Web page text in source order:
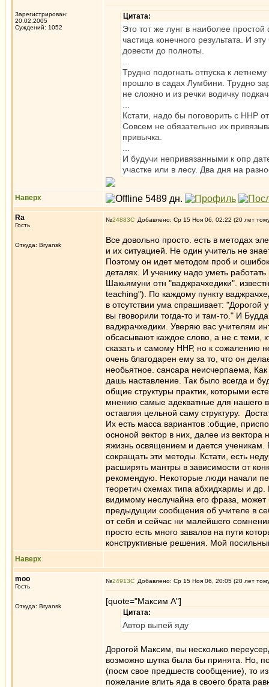
Зарегистрирован:
20.02.2005
Суждений: 1052
Цитата:
Это тот же лунг в наиболее
частица конечного результата. И
довести до полноты.
Трудно подогнать отпуска к
прошло в садах Лумбини. Трудно
не сложно и из речки водичку
Кстати, надо бы поговорить с ННР
Совсем не обязательно их
привычка.
И будучи непривязанными к опр
участке или в лесу. Два дня на
Наверх
Ra
Гость
Откуда: Bryansk
№24883 Добавлено: Ср 15 Ноя 06, 02:22 (20 лет
Все довольно просто. есть в методах
и их ситуацией. Не один учитель не
Поэтому он идет методом проб и
деталях. И ученику надо уметь
Шакьямуни отн "ваджрачхедики".
teaching"). По каждому пункту
в отсутствии ума спрашивает: "Дорогой
вы гвоворили тогда-то и там-то." И
ваджрачхедики. Уверяю вас учителям
обсасывают каждое слово, а не с теми,
сказать и самому ННР, но к сожалению
очень благодарен ему за то, что он
необьятное. сансара неисчерпаема, Как
дашь наставление. Так было всегда и
общие структуры практик, которыми
мнению самые адекватные для нашего
оставляя цельной саму структуру.
Их есть масса вариантов :общие,
осноной вектор в них, далее из
яжизнь освящением и дается ученикам.
сокращать эти методы. Кстати, есть
расширять мантры в зависимости от
рекомендую. Некоторые люди начали
теоретич схемах типа абхидхармы и др.
видимому неслучайна его фраза, может
предыдущии сообщения об учителе в
от себя и сейчас ни малейшего
просто есть много завалов на пути
конструктивные решения. Мой
Наверх
moo
Гость
Откуда: Bryansk
№24913 Добавлено: Ср 15 Ноя 06, 20:05 (20 лет
[quote="Максим А"]
Цитата:
Автор выпей яду
Дорогой Максим, вы несколько
возможно шутка была бы принята. Но,
(посм свое предшеств сообщение), то
пожелание влить яда в своего брата